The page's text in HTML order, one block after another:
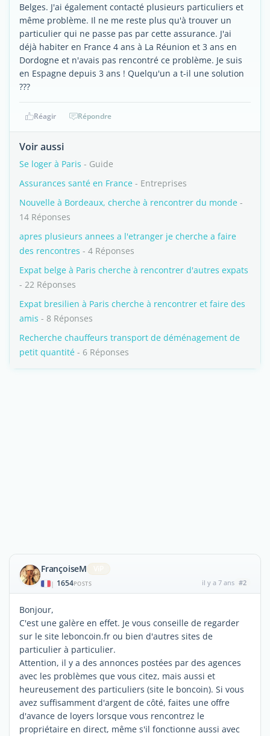
Belges. J'ai également contacté plusieurs particuliers et
même problème. Il ne me reste plus qu'à trouver un
particulier qui ne passe pas par cette assurance. J'ai
déjà habiter en France 4 ans à La Réunion et 3 ans en
Dordogne et n'avais pas rencontré ce problème. Je suis
en Espagne depuis 3 ans ! Quelqu'un a t-il une solution
???
Réagir Répondre
Voir aussi
Se loger à Paris - Guide
Assurances santé en France - Entreprises
Nouvelle à Bordeaux, cherche à rencontrer du monde -
14 Réponses
apres plusieurs annees a l'etranger je cherche a faire
des rencontres - 4 Réponses
Expat belge à Paris cherche à rencontrer d'autres expats
- 22 Réponses
Expat bresilien à Paris cherche à rencontrer et faire des
amis - 8 Réponses
Recherche chauffeurs transport de déménagement de
petit quantité - 6 Réponses
FrançoiseM
| 1654POSTS il y a 7 ans #2
Bonjour,
C'est une galère en effet. Je vous conseille de regarder
sur le site leboncoin.fr ou bien d'autres sites de
particulier à particulier.
Attention, il y a des annonces postées par des agences
avec les problèmes que vous citez, mais aussi et
heureusement des particuliers (site le boncoin). Si vous
avez suffisamment d'argent de côté, faites une offre
d'avance de loyers lorsque vous rencontrez le
propriétaire en direct, même s'il fonctionne aussi avec